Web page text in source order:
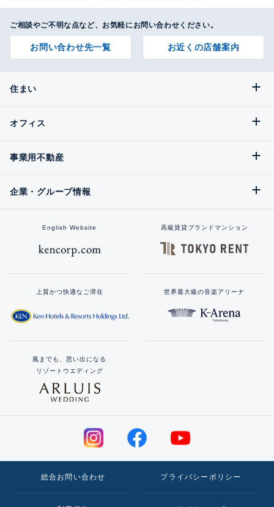
ご相談やご不明な点など、お気軽にお問い合わせください。
お問い合わせ先一覧 お近くの店舗案内
住まい
オフィス
事業用不動産
企業・グループ情報
English Website 高級賃貸ブランドマンション
上質かつ快適なご滞在 世界最大級の音楽アリーナ
風までも、思い出になる
リゾートウエディング
総合お問い合わせ プライバシーポリシー